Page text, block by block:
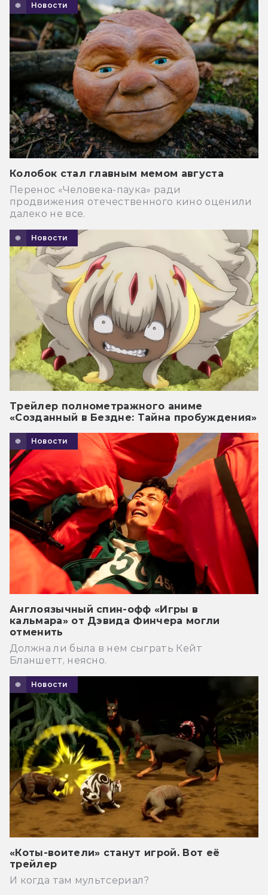
Новости
Колобок стал главным мемом августа
Перенос «Человека-паука» ради
продвижения отечественного кино оценили
далеко не все.
Новости
Трейлер полнометражного аниме
«Созданный в Бездне: Тайна пробуждения»
Новости
Англоязычный спин-офф «Игры в
кальмара» от Дэвида Финчера могли
отменить
Должна ли была в нем сыграть Кейт
Бланшетт, неясно.
Новости
«Коты-воители» станут игрой. Вот её
трейлер
И когда там мультсериал?